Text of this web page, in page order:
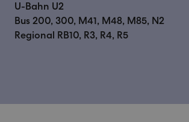
U-Bahn
Bus
Regional RB10, R3, R4, R5